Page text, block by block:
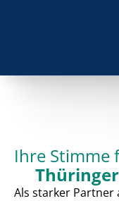
Ihre Stimme
Als starker Partner